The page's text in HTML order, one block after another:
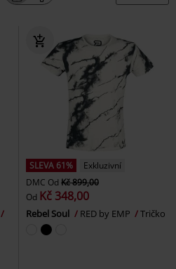
SLEVA 61%
Exkluzivní
DMC Od Kč 899,00
Od Kč 348,00
Rebel Soul RED by EMP Tričko